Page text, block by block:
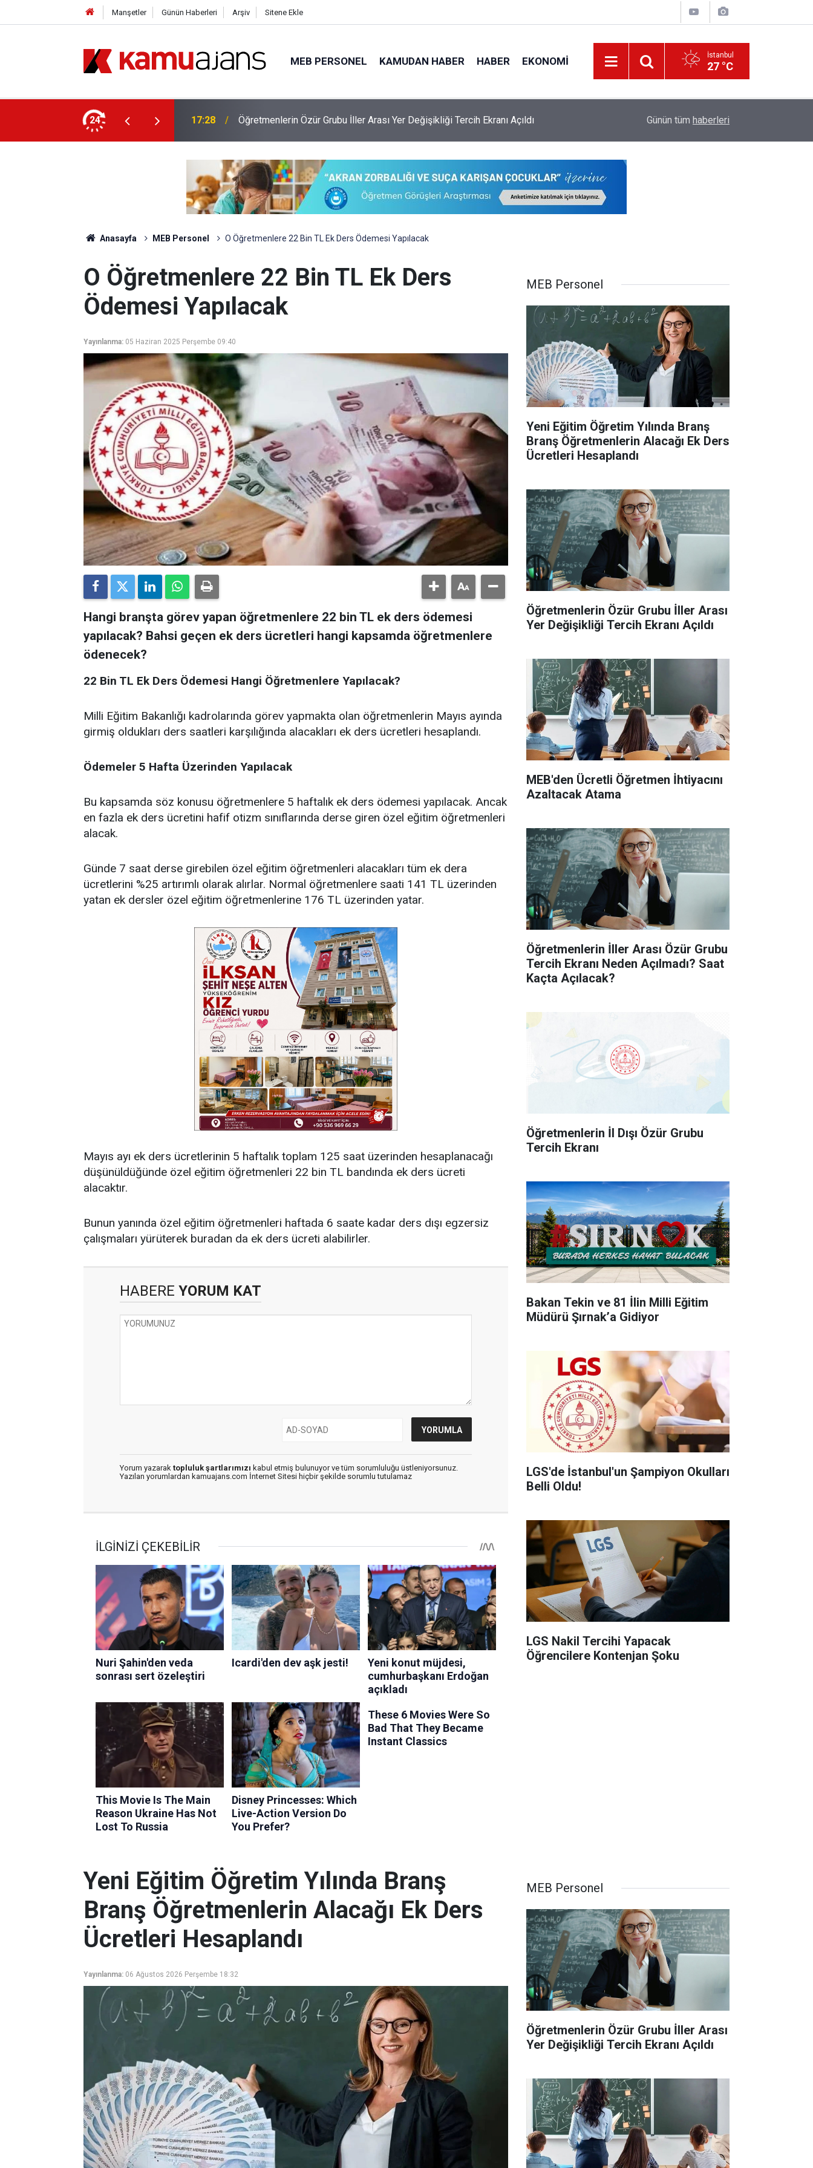
Manşetler Günün Haberleri Arşiv Sitene Ekle
MEB PERSONEL KAMUDAN HABER HABER EKONOMI İstanbul
27 °C
24
Branş Öğretmenlerin Alacağı Ek Ders
17:28 Öğretmenlerin Özür Grubu İller Arası Yer Değişikliği Tercih Ekranı Açıldı MEB'den Ücretli Öğretmen İhtiyacını Azaltacak
Günün tüm haberleri
Anasayfa MEB Personel O Öğretmenlere 22 Bin TL Ek Ders Ödemesi Yapılacak
O Öğretmenlere 22 Bin TL Ek Ders
Ödemesi Yapılacak
Yayınlanma: 05 Haziran 2025 Perşembe 09:40
Hangi branşta görev yapan öğretmenlere 22 bin TL ek ders ödemesi
yapılacak? Bahsi geçen ek ders ücretleri hangi kapsamda öğretmenlere
ödenecek?
22 Bin TL Ek Ders Ödemesi Hangi Öğretmenlere Yapılacak?
Milli Eğitim Bakanlığı kadrolarında görev yapmakta olan öğretmenlerin Mayıs ayında
girmiş oldukları ders saatleri karşılığında alacakları ek ders ücretleri hesaplandı.
Ödemeler 5 Hafta Üzerinden Yapılacak
Bu kapsamda söz konusu öğretmenlere 5 haftalık ek ders ödemesi yapılacak. Ancak
en fazla ek ders ücretini hafif otizm sınıflarında derse giren özel eğitim öğretmenleri
alacak.
Günde 7 saat derse girebilen özel eğitim öğretmenleri alacakları tüm ek dera
ücretlerini %25 artırımlı olarak alırlar. Normal öğretmenlere saati 141 TL üzerinden
yatan ek dersler özel eğitim öğretmenlerine 176 TL üzerinden yatar.
Mayıs ayı ek ders ücretlerinin 5 haftalık toplam 125 saat üzerinden hesaplanacağı
düşünüldüğünde özel eğitim öğretmenleri 22 bin TL bandında ek ders ücreti
alacaktır.
Bunun yanında özel eğitim öğretmenleri haftada 6 saate kadar ders dışı egzersiz
çalışmaları yürüterek buradan da ek ders ücreti alabilirler.
HABERE YORUM KAT
Yorum yazarak topluluk şartlarımızı kabul etmiş bulunuyor ve tüm sorumluluğu üstleniyorsunuz.
Yazılan yorumlardan kamuajans.com İnternet Sitesi hiçbir şekilde sorumlu tutulamaz
MEB Personel
Yeni Eğitim Öğretim Yılında Branş
Branş Öğretmenlerin Alacağı Ek Ders
Ücretleri Hesaplandı
Öğretmenlerin Özür Grubu İller Arası
Yer Değişikliği Tercih Ekranı Açıldı
MEB'den Ücretli Öğretmen İhtiyacını
Azaltacak Atama
Öğretmenlerin İller Arası Özür Grubu
Tercih Ekranı Neden Açılmadı? Saat
Kaçta Açılacak?
Öğretmenlerin İl Dışı Özür Grubu
Tercih Ekranı
Bakan Tekin ve 81 İlin Milli Eğitim
Müdürü Şırnak’a Gidiyor
LGS'de İstanbul'un Şampiyon Okulları
Belli Oldu!
LGS Nakil Tercihi Yapacak
Öğrencilere Kontenjan Şoku
Yeni Eğitim Öğretim Yılında Branş
Branş Öğretmenlerin Alacağı Ek Ders
Ücretleri Hesaplandı
Yayınlanma: 06 Ağustos 2026 Perşembe 18:32
MEB Personel
Öğretmenlerin Özür Grubu İller Arası
Yer Değişikliği Tercih Ekranı Açıldı